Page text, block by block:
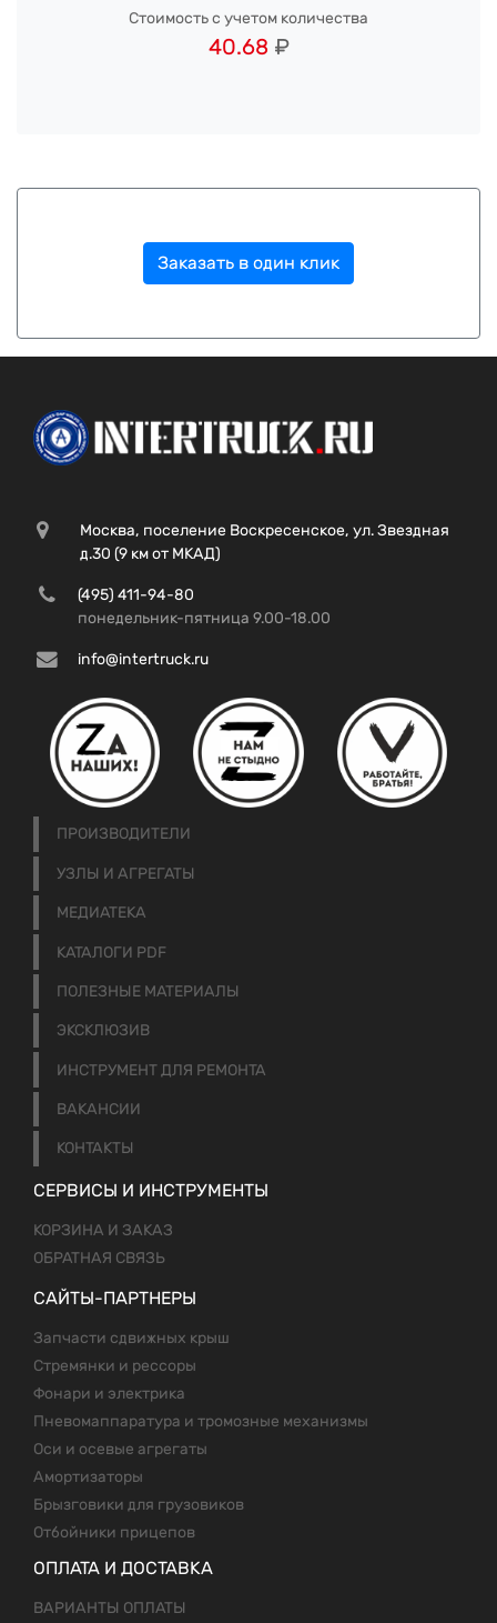
Стоимость с учетом количества
40.68 ₽
Заказать в один клик
Москва, поселение Воскресенское, ул. Звездная
д.30 (9 км от МКАД)
(495) 411-94-80
понедельник-пятница 9.00-18.00
info@intertruck.ru
ПРОИЗВОДИТЕЛИ
УЗЛЫ И АГРЕГАТЫ
МЕДИАТЕКА
КАТАЛОГИ PDF
ПОЛЕЗНЫЕ МАТЕРИАЛЫ
ЭКСКЛЮЗИВ
ИНСТРУМЕНТ ДЛЯ РЕМОНТА
ВАКАНСИИ
КОНТАКТЫ
СЕРВИСЫ И ИНСТРУМЕНТЫ
КОРЗИНА И ЗАКАЗ
ОБРАТНАЯ СВЯЗЬ
САЙТЫ-ПАРТНЕРЫ
Запчасти сдвижных крыш
Стремянки и рессоры
Фонари и электрика
Пневомаппаратура и тромозные механизмы
Оси и осевые агрегаты
Амортизаторы
Брызговики для грузовиков
Отбойники прицепов
ОПЛАТА И ДОСТАВКА
ВАРИАНТЫ ОПЛАТЫ